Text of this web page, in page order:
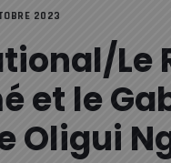
2023
Le
et le
Oligui